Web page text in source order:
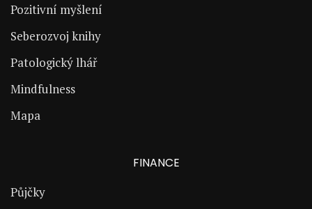
Pozitivní myšlení
Seberozvoj knihy
Patologický lhář
Mindfulness
Mapa
FINANCE
Půjčky